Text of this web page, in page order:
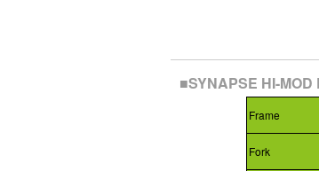
■SYNAPSE HI-
Frame
Fork